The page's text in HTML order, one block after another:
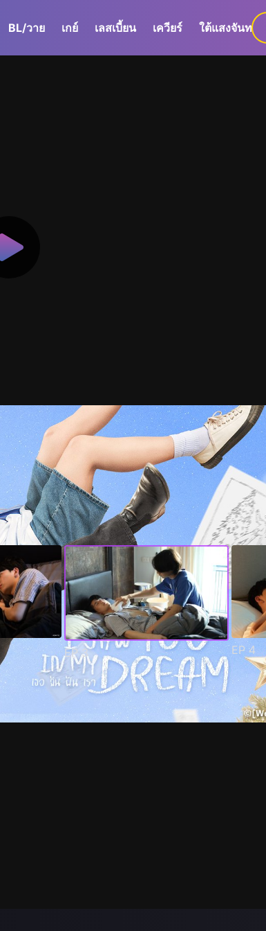
BL/วาย เกย์ เลสเบี้ยน เควียร์ ใต้แสงจันทร์
EP3 EP4